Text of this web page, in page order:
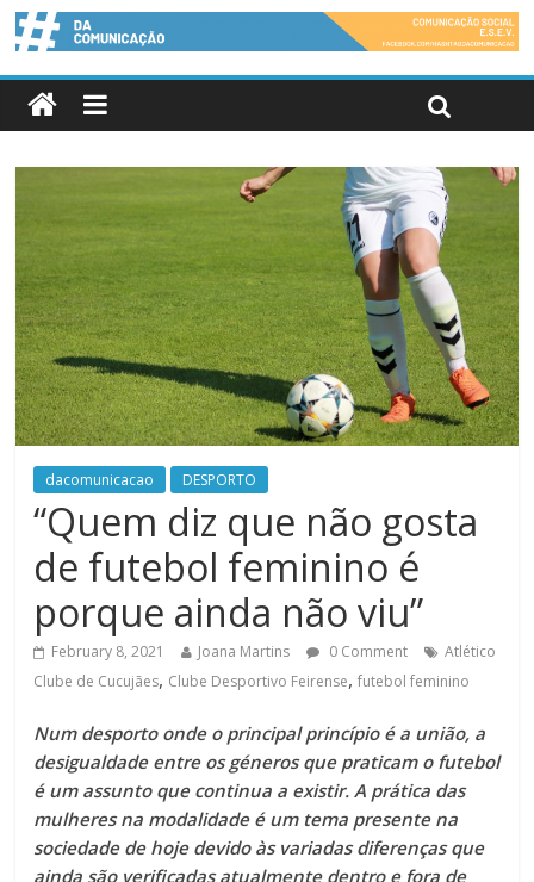
dacomunicacao DESPORTO
“Quem diz que não gosta
de futebol feminino é
porque ainda não viu”
February 8, 2021 Joana Martins 0 Comment
Atlético
Clube de Cucujães, Clube Desportivo Feirense,futebol feminino
Num desporto onde o principal princípio é a união, a
desigualdade entre os géneros que praticam o futebol
é um assunto que continua a existir. A prática das
mulheres na modalidade é um tema presente na
sociedade de hoje devido às variadas diferenças que
ainda são verificadas atualmente dentro e fora de